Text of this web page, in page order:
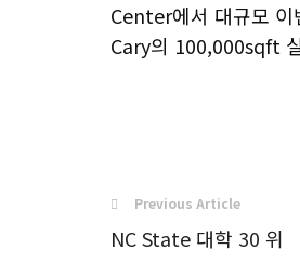
Center에서 대규모 이
Cary의 100,000sqft
Previous Article
NC State 대학 30 위